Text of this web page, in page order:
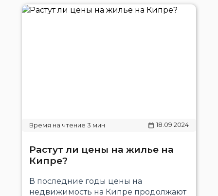
18.09.2024
Растут ли цены на жилье на
Кипре?
В последние годы цены на
недвижимость на Кипре продолжают